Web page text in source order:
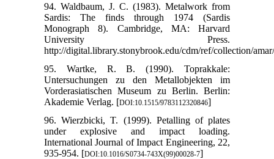
94. Waldbaum, J. C. (1983). Metalwork from
Sardis: The finds through 1974 (Sardis
Monograph 8). Cambridge, MA: Harvard
University Press.
http://digital.library.stonybrook.edu/cdm/ref/collection/
95. Wartke, R. B. (1990). Toprakkale:
Untersuchungen zu den Metallobjekten im
Vorderasiatischen Museum zu Berlin. Berlin:
Akademie Verlag. [DOI:10.1515/9783112320846]
96. Wierzbicki, T. (1999). Petalling of plates
under explosive and impact loading.
International Journal of Impact Engineering, 22,
935-954. [DOI:10.1016/S0734-743X(99)00028-7]